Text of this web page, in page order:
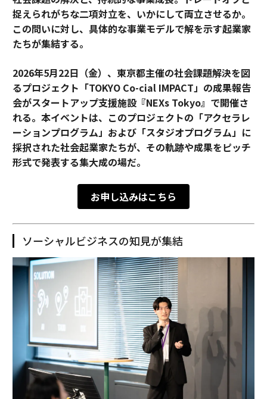
捉えられがちな二項対立を、いかにして両立させるか。
この問いに対し、具体的な事業モデルで解を示す起業家
たちが集結する。
2026年5月22日（金）、東京都主催の社会課題解決を図
るプロジェクト「TOKYO Co-cial IMPACT」の成果報告
会がスタートアップ支援施設『NEXs Tokyo』で開催さ
れる。本イベントは、このプロジェクトの「アクセラレ
ーションプログラム」および「スタジオプログラム」に
採択された社会起業家たちが、その軌跡や成果をピッチ
形式で発表する集大成の場だ。
お申し込みはこちら
ソーシャルビジネスの知見が集結